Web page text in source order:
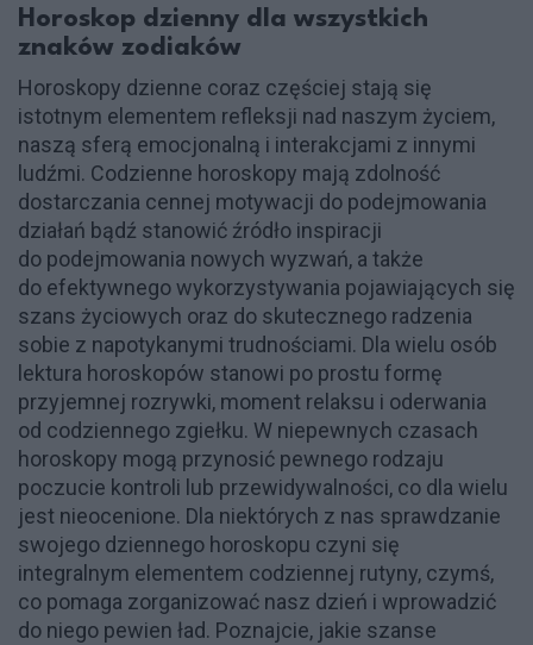
Horoskop dzienny dla wszystkich
znaków zodiaków
Horoskopy dzienne coraz częściej stają się
istotnym elementem refleksji nad naszym życiem,
naszą sferą emocjonalną i interakcjami z innymi
ludźmi. Codzienne horoskopy mają zdolność
dostarczania cennej motywacji do podejmowania
działań bądź stanowić źródło inspiracji
do podejmowania nowych wyzwań, a także
do efektywnego wykorzystywania pojawiających się
szans życiowych oraz do skutecznego radzenia
sobie z napotykanymi trudnościami. Dla wielu osób
lektura horoskopów stanowi po prostu formę
przyjemnej rozrywki, moment relaksu i oderwania
od codziennego zgiełku. W niepewnych czasach
horoskopy mogą przynosić pewnego rodzaju
poczucie kontroli lub przewidywalności, co dla wielu
jest nieocenione. Dla niektórych z nas sprawdzanie
swojego dziennego horoskopu czyni się
integralnym elementem codziennej rutyny, czymś,
co pomaga zorganizować nasz dzień i wprowadzić
do niego pewien ład. Poznajcie, jakie szanse